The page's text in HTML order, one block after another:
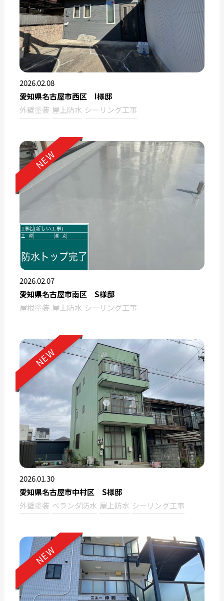
2026.02.08
愛知県名古屋市西区 I様邸
外壁塗装 屋上防水 シーリング工事
2026.02.07
愛知県名古屋市南区 S様邸
屋根塗装 屋上防水 シーリング工事
NEW
2026.01.30
愛知県名古屋市中村区 S様邸
外壁塗装 ベランダ防水 屋上防水 シーリング工事
NEW
NEW